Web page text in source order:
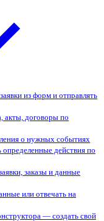
из форм и отправлять
акты, договоры по
о нужных событиях
действия по
заказы и данные
или отвечать на
— создать свой